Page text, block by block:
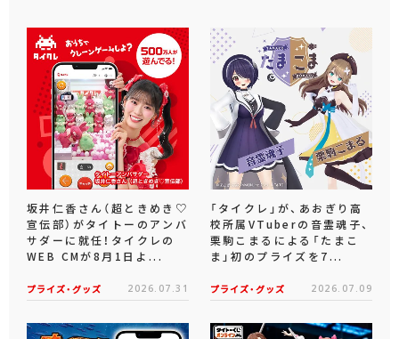
坂井仁香さん（超ときめき♡
宣伝部）がタイトーのアンバ
サダーに就任！タイクレの
WEB CMが8月1日よ...
プライズ・グッズ 2026.07.31
「タイクレ」が、あおぎり高
校所属VTuberの音霊魂子、
栗駒こまるによる「たまこ
ま」初のプライズを7...
プライズ・グッズ 2026.07.09